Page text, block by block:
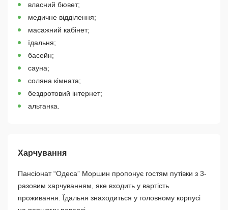
власний бювет;
медичне відділення;
масажний кабінет;
їдальня;
басейн;
сауна;
соляна кімната;
бездротовий інтернет;
альтанка.
Харчування
Пансіонат “Одеса” Моршин пропонує гостям путівки з 3-
разовим харчуванням, яке входить у вартість
проживання. Їдальня знаходиться у головному корпусі